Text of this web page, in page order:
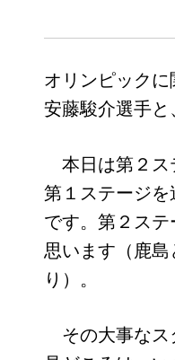
オリンピック
安藤駿介選手と
本日は第２ス
第１ステージ
です。第２ス
思います（鹿
り）。
その大事なス